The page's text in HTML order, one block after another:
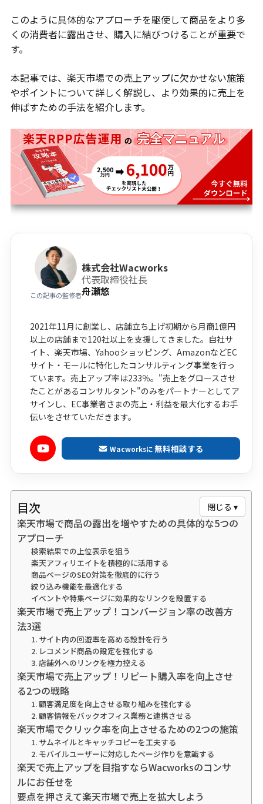
このように具体的なアプローチを駆使して商品をより多
くの消費者に露出させ、購入に結びつけることが重要で
す。
本記事では、楽天市場での売上アップに欠かせない施策
やポイントについて詳しく解説し、より効果的に売上を
伸ばすための手法を紹介します。
この記事の監修者
株式会社Wacworks
代表取締役社長
舟瀬悠
2021年11月に創業し、店舗立ち上げ初期から月商1億円
以上の店舗まで120社以上を支援してきました。自社サ
イト、楽天市場、Yahooショッピング、AmazonなどEC
サイト・モールに特化したコンサルティング事業を行っ
ています。売上アップ率は233％。"売上をグロースさせ
たことがあるコンサルタント"のみをパートナーとしてア
サインし、EC事業者さまの売上・利益を最大化するお手
伝いをさせていただきます。
Wacworksに無料相談する
目次 閉じる ▾
楽天市場で商品の露出を増やすための具体的な5つの
アプローチ
検索結果での上位表示を狙う
楽天アフィリエイトを積極的に活用する
商品ページのSEO対策を徹底的に行う
絞り込み機能を最適化する
イベントや特集ページに効果的なリンクを設置する
楽天市場で売上アップ！コンバージョン率の改善方
法3選
1. サイト内の回遊率を高める設計を行う
2. レコメンド商品の設定を強化する
3. 店舗外へのリンクを極力控える
楽天市場で売上アップ！リピート購入率を向上させ
る2つの戦略
1. 顧客満足度を向上させる取り組みを強化する
2. 顧客情報をバックオフィス業務と連携させる
楽天市場でクリック率を向上させるための2つの施策
1. サムネイルとキャッチコピーを工夫する
2. モバイルユーザーに対応したページ作りを意識する
楽天で売上アップを目指すならWacworksのコンサ
ルにお任せを
要点を押さえて楽天市場で売上を拡大しよう